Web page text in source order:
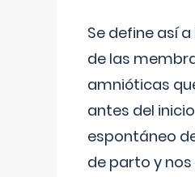
Se define así
de las
amnióticas
antes del inicio
espontáneo
de parto y